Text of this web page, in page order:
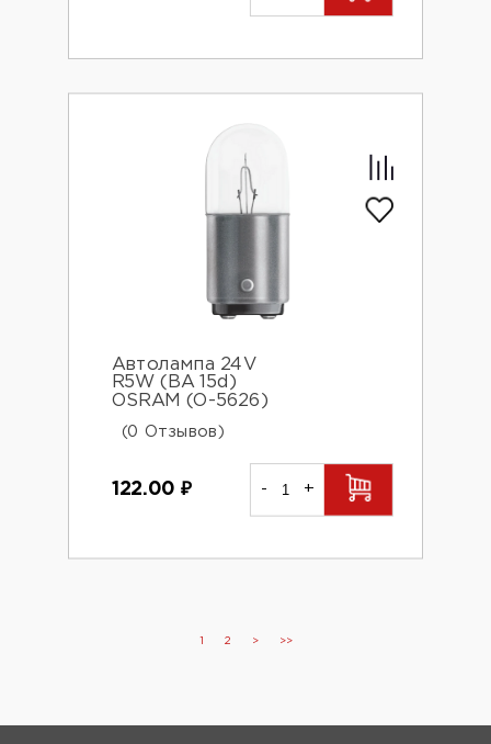
Автолампа 24V
R5W (BA 15d)
OSRAM (О-5626)
(0 Отзывов)
122.00 ₽ - +
2 > >>